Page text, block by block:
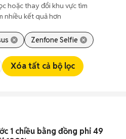
hoặc thay đổi khu vực tìm
nhiều kết quả hơn
Zenfone Selfie
Xóa tất cả bộ lọc
1 chiều bằng đồng phi 49